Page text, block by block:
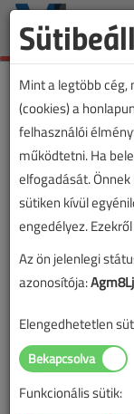
Lapszám:
Mint a legtöbb
(cookies) a
felhasználói
működtetni. Ha
elfogadását.
sütiken kívül
engedélyez.
Az ön jelenlegi
azonosítója:
Elengedhetetlen
Funkcionális sütik: